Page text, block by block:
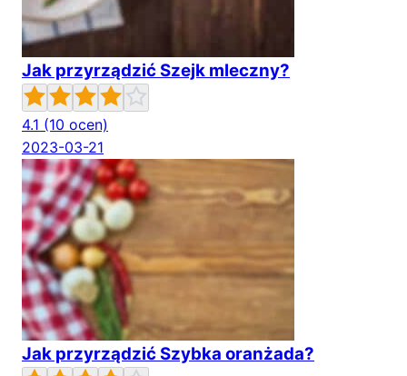
Jak przyrządzić Szejk mleczny?
4.1 (10 ocen)
2023-03-21
Jak przyrządzić Szybka oranżada?